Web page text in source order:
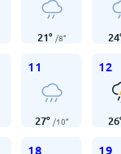
21° /8° 24
11
27° /10°
12
26
18 19